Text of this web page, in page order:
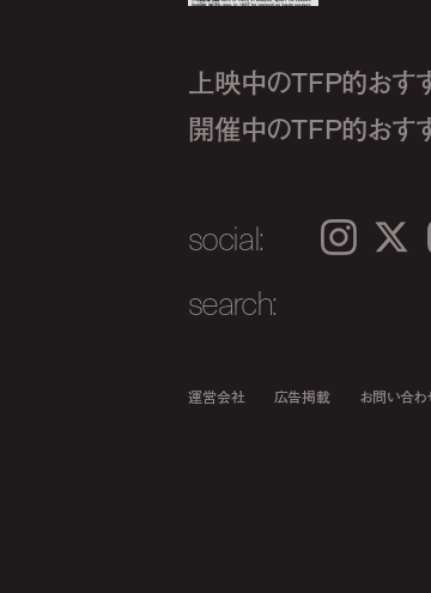
上映中のTFP的おす
開催中のTFP的おす
social: Instagram 𝕏
search:
運営会社 広告掲載 お問い合わ